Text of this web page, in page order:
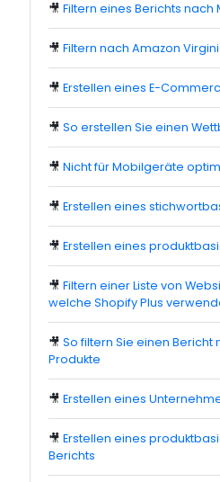
🎥 Filtern eines Berichts nach
🎥 Filtern nach Amazon Virginia
🎥 Erstellen eines E-
🎥 So erstellen Sie einen
🎥 Nicht für Mobilgeräte
🎥 Erstellen eines
🎥 Erstellen eines
🎥 Filtern einer Liste von
welche Shopify Plus
🎥 So filtern Sie einen Bericht
Produkte
🎥 Erstellen eines
🎥 Erstellen eines
Berichts